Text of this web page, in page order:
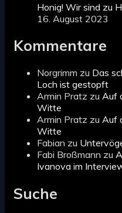
Honig! Wir sind zu
16. August 2023
Kommentare
Norgrimm zu Das
Loch ist gestopft
Armin Pratz zu Auf
Witte
Armin Pratz zu Auf
Witte
Fabian zu
Fabi Broßmann zu
Ivanova im
Suche